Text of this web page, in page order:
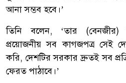
আনা সম্ভব হবে।’
তিনি বলেন, ‘তার (বেনজীর)
প্রয়োজনীয় সব কাগজপত্র সেই
করি, দেশটির সরকার দ্রুতই সব
ফেরত পাঠাবে।’